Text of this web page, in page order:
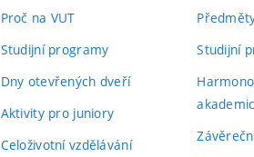
Proč na VUT
Studijní programy
Dny otevřených dveří
Aktivity pro juniory
Celoživotní vzdělávání
Studijní